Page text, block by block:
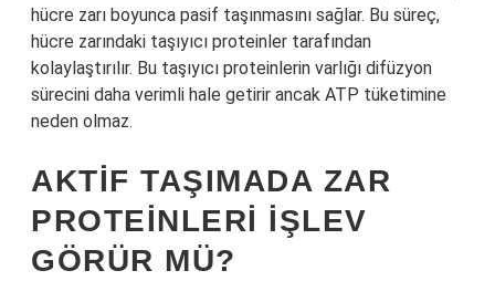
hücre zarı boyunca pasif taşınmasını sağlar. Bu süreç,
hücre zarındaki taşıyıcı proteinler tarafından
kolaylaştırılır. Bu taşıyıcı proteinlerin varlığı difüzyon
sürecini daha verimli hale getirir ancak ATP tüketimine
neden olmaz.
AKTIF TAŞIMADA ZAR
PROTEINLERI IŞLEV
GÖRÜR MÜ?